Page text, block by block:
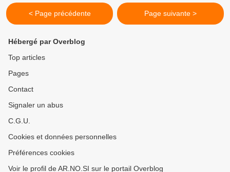
< Page précédente Page suivante >
Hébergé par Overblog
Top articles
Pages
Contact
Signaler un abus
C.G.U.
Cookies et données personnelles
Préférences cookies
Voir le profil de AR.NO.SI sur le portail Overblog